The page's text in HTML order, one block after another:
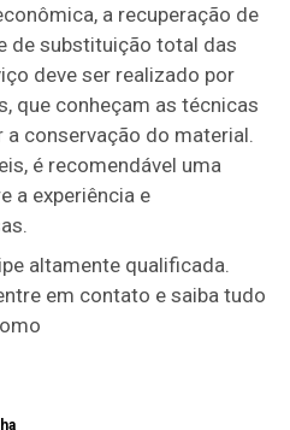
a recuperação de
de substituição total das
deve ser realizado por
que conheçam as técnicas
conservação do material.
é recomendável uma
a experiência e
altamente qualificada.
em contato e saiba tudo